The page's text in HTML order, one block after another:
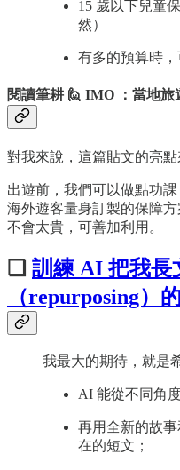
15 歲以下兒童
然）
有多的預算時
閱讀筆耕 🙋 IMO ：當地旅
對我來說，這篇貼文的亮
出遊前，我們可以做點功
海外遊客量身訂製的保障方
不會太貴，可善加利用。
❏ 訓練 AI 把我長
（repurposing）
我最大的期待，就是
AI 能從不同角
再用全新的故
在的短文；